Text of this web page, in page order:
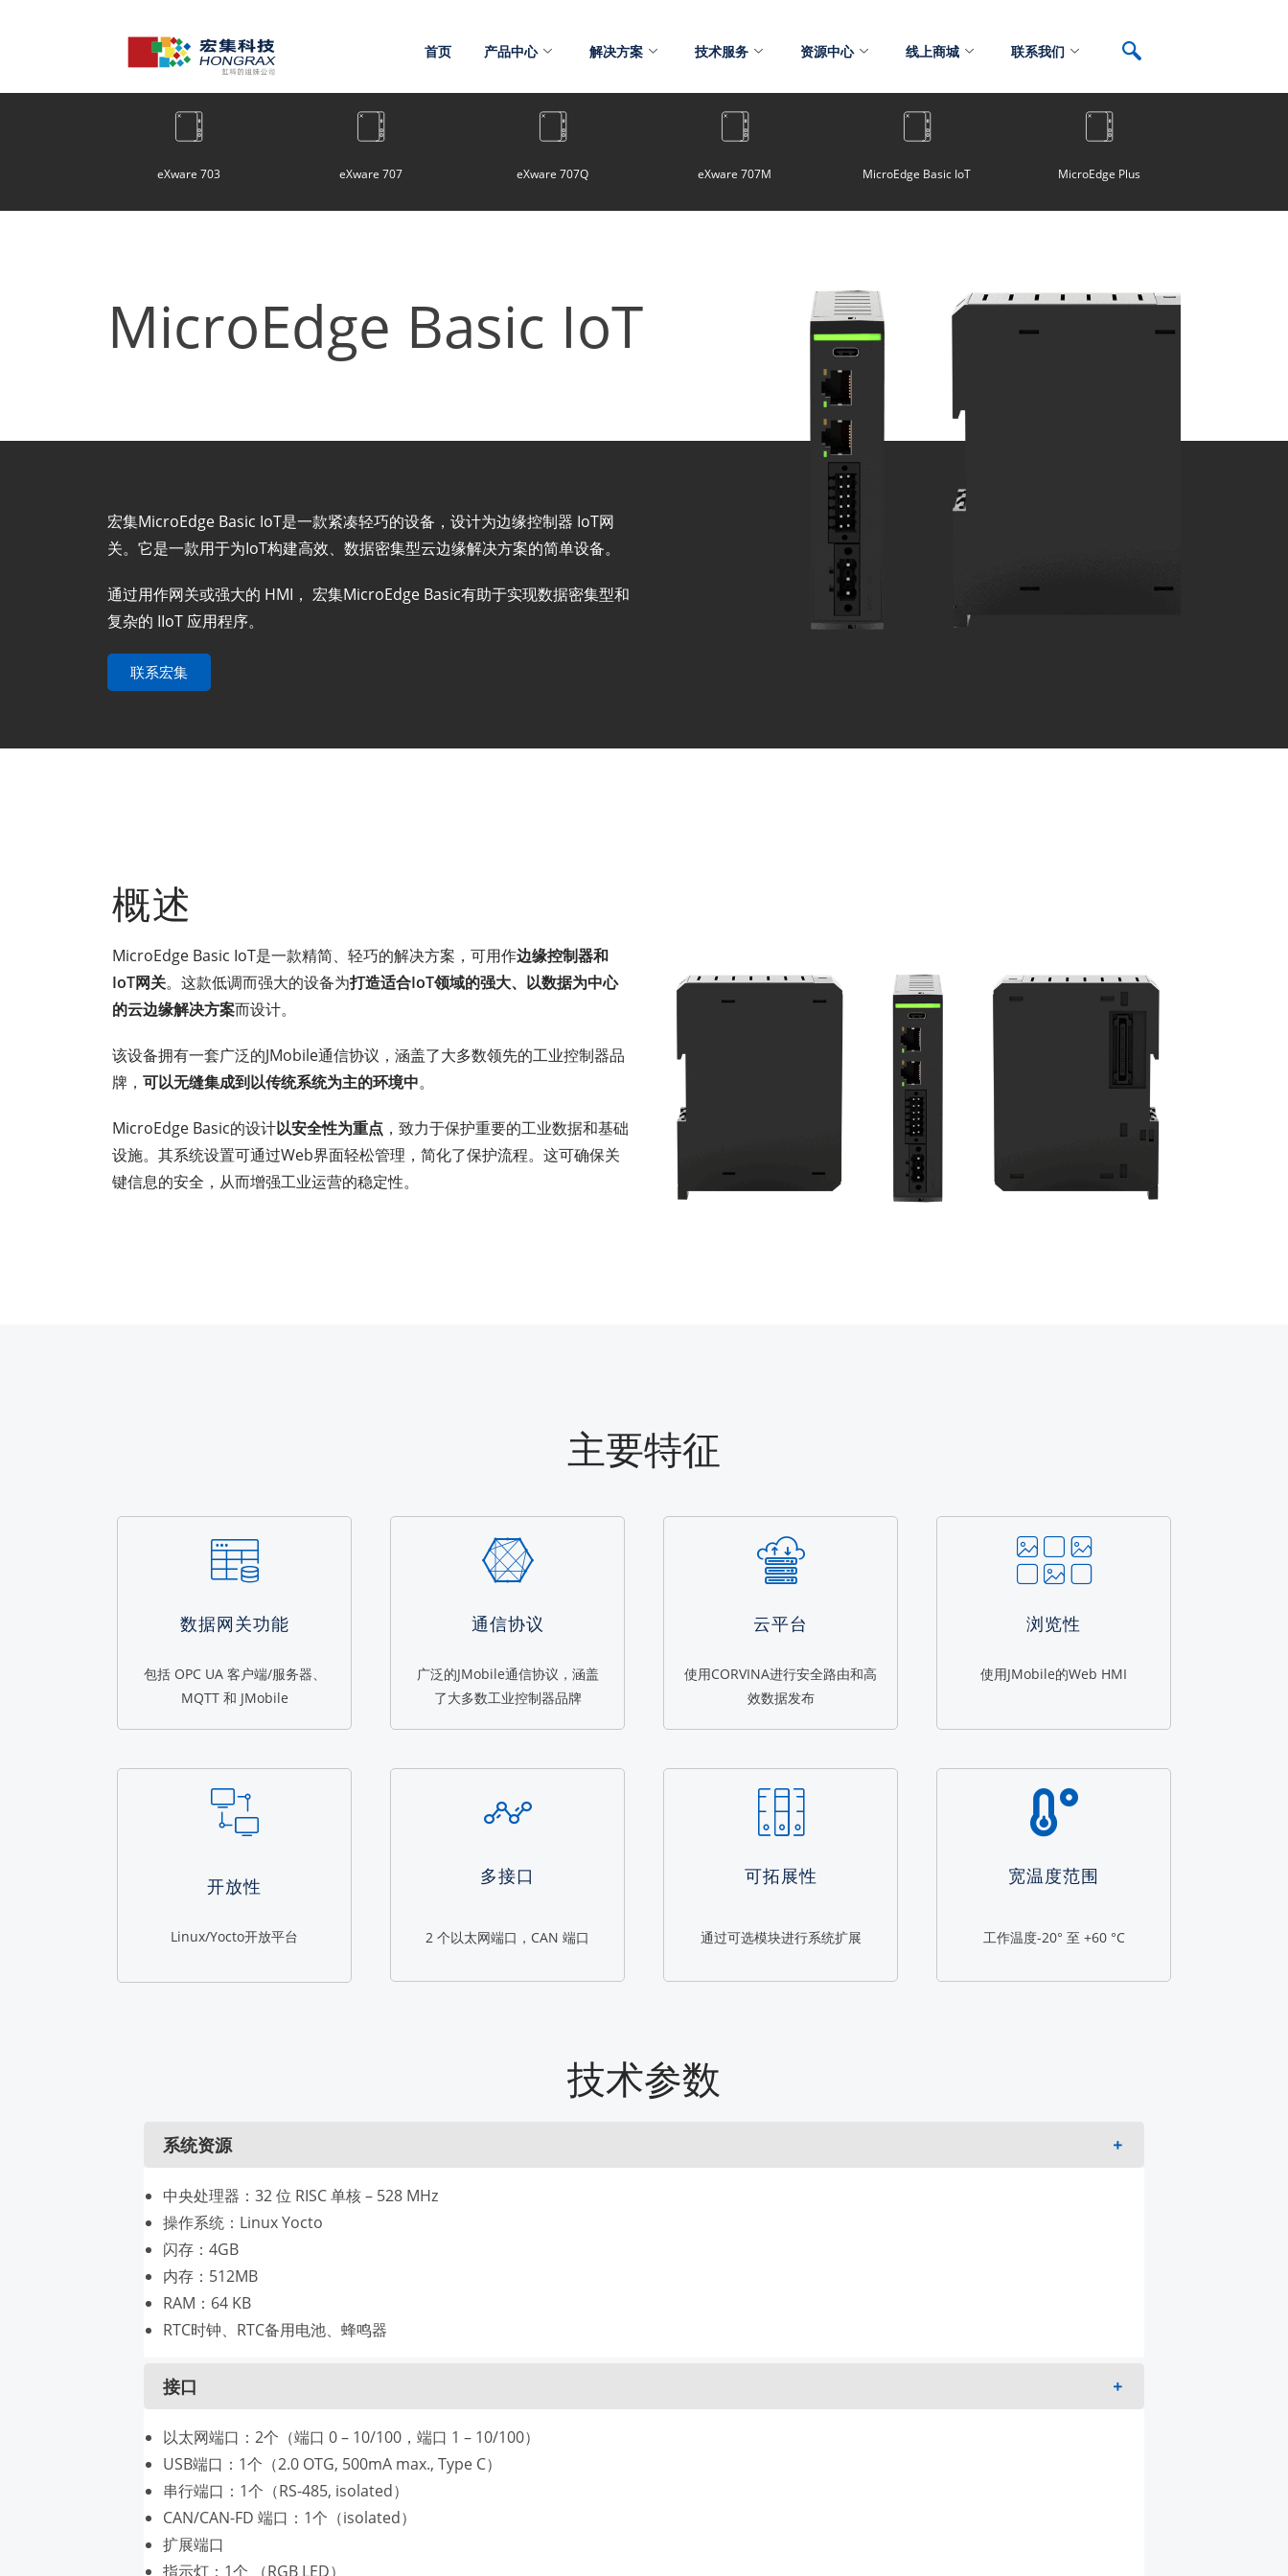
首页 产品中心 解决方案 技术服务 资源中心 线上商城 联系我们
eXware 703 eXware 707 eXware 707Q eXware 707M MicroEdge Basic IoT MicroEdge Plus
MicroEdge Basic IoT
宏集MicroEdge Basic IoT是一款紧凑轻巧的设备，设计为边缘控制器 IoT网
关。它是一款用于为IoT构建高效、数据密集型云边缘解决方案的简单设备。
通过用作网关或强大的 HMI， 宏集MicroEdge Basic有助于实现数据密集型和
复杂的 IIoT 应用程序。
联系宏集
概述
MicroEdge Basic IoT是一款精简、轻巧的解决方案，可用作边缘控制器和
IoT网关。这款低调而强大的设备为打造适合IoT领域的强大、以数据为中心
的云边缘解决方案而设计。
该设备拥有一套广泛的JMobile通信协议，涵盖了大多数领先的工业控制器品
牌， 可以无缝集成到以传统系统为主的环境中。
MicroEdge Basic的设计以安全性为重点 ，致力于保护重要的工业数据和基础
设施。其系统设置可通过Web界面轻松管理，简化了保护流程。这可确保关
键信息的安全，从而增强工业运营的稳定性。
主要特征
数据网关功能
包括 OPC UA 客户端/服务器、
MQTT 和 JMobile
通信协议
广泛的JMobile通信协议，涵盖
了大多数工业控制器品牌
云平台
使用CORVINA进行安全路由和高
效数据发布
浏览性
使用JMobile的Web HMI
开放性
Linux/Yocto开放平台
多接口
2 个以太网端口，CAN 端口
可拓展性
通过可选模块进行系统扩展
宽温度范围
工作温度-20° 至 +60 °C
技术参数
系统资源
中央处理器：32 位 RISC 单核 – 528 MHz
操作系统：Linux Yocto
闪存：4GB
内存：512MB
RAM：64 KB
RTC时钟、RTC备用电池、蜂鸣器
接口
以太网端口：2个（端口 0 – 10/100，端口 1 – 10/100）
USB端口：1个（2.0 OTG, 500mA max., Type C）
串行端口：1个（RS-485, isolated）
CAN/CAN-FD 端口：1个（isolated）
扩展端口
指示灯：1个 （RGB LED）